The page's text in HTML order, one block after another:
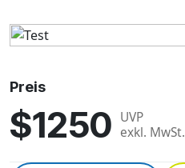
Preis
$1250 UVP
exkl. MwSt.